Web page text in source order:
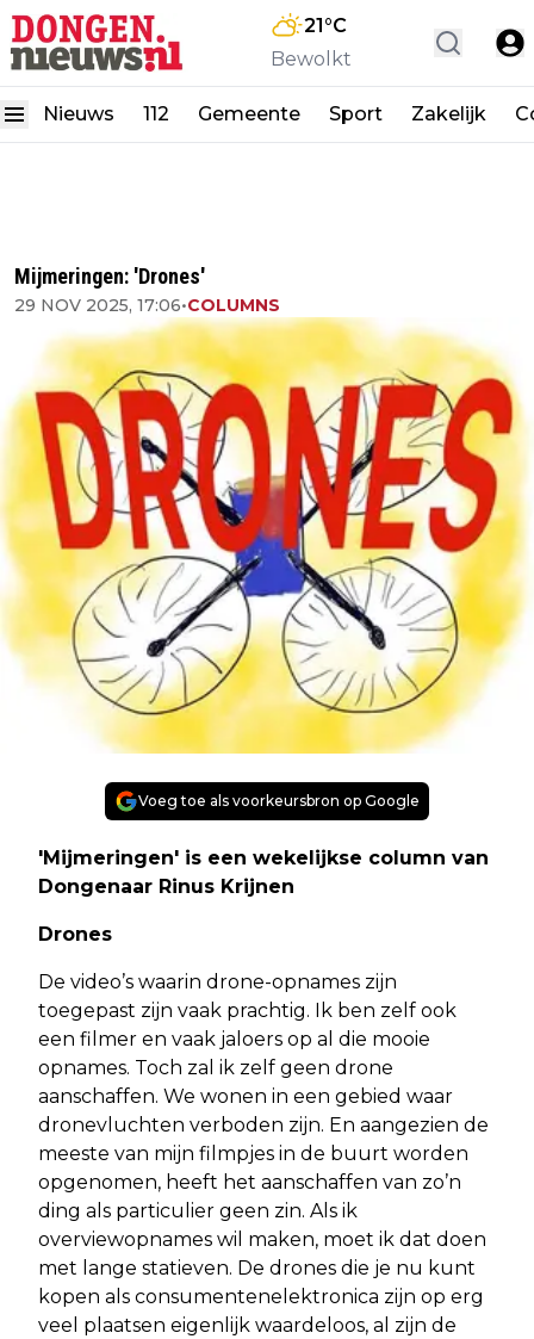
21°C
Bewolkt
Nieuws 112 Gemeente Sport Zakelijk
Mijmeringen: 'Drones'
29 NOV 2025, 17:06•COLUMNS
Voeg toe als voorkeursbron op Google
'Mijmeringen' is een wekelijkse column van
Dongenaar Rinus Krijnen
Drones
De video’s waarin drone-opnames zijn
toegepast zijn vaak prachtig. Ik ben zelf ook
een filmer en vaak jaloers op al die mooie
opnames. Toch zal ik zelf geen drone
aanschaffen. We wonen in een gebied waar
dronevluchten verboden zijn. En aangezien de
meeste van mijn filmpjes in de buurt worden
opgenomen, heeft het aanschaffen van zo’n
ding als particulier geen zin. Als ik
overviewopnames wil maken, moet ik dat doen
met lange statieven. De drones die je nu kunt
kopen als consumentenelektronica zijn op erg
veel plaatsen eigenlijk waardeloos, al zijn de